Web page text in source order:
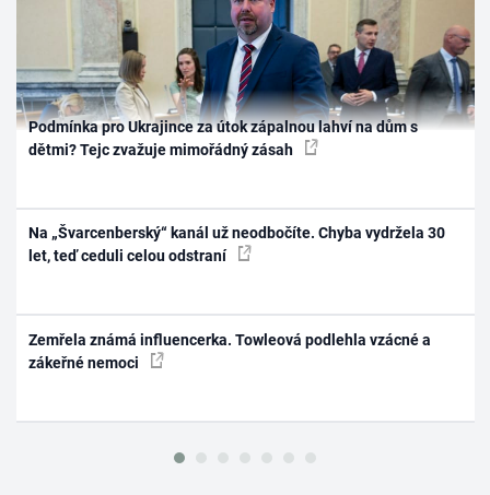
Podmínka pro Ukrajince za útok zápalnou lahví na dům s
dětmi? Tejc zvažuje mimořádný zásah
Na „Švarcenberský“ kanál už neodbočíte. Chyba vydržela 30
let, teď ceduli celou odstraní
Zemřela známá influencerka. Towleová podlehla vzácné a
zákeřné nemoci